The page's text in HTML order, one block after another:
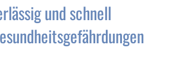
und schnell